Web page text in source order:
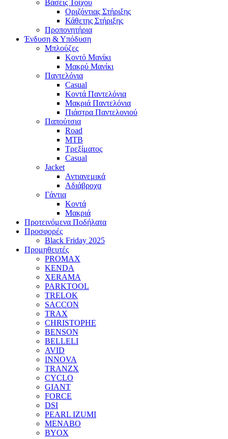
Βάσεις Τοίχου
Οριζόντιας Στήριξης
Κάθετης Στήριξης
Προπονητήρια
Ένδυση & Υπόδυση
Μπλούζες
Κοντό Μανίκι
Μακρύ Μανίκι
Παντελόνια
Casual
Κοντά Παντελόνια
Μακριά Παντελόνια
Πιάστρα Παντελονιού
Παπούτσια
Road
MTB
Τρεξίματος
Casual
Jacket
Αντιανεμικά
Αδιάβροχα
Γάντια
Κοντά
Μακριά
Προτεινόμενα Ποδήλατα
Προσφορές
Black Friday 2025
Προμηθευτές
PROMAX
KENDA
XERAMA
PARKTOOL
TRELOK
SACCON
TRAX
CHRISTOPHE
BENSON
BELLELI
AVID
INNOVA
TRANZX
CYCLO
GIANT
FORCE
DSI
PEARL IZUMI
MENABO
BYOX